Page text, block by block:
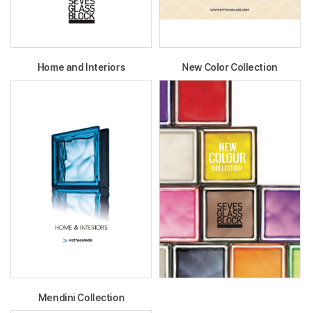
Home and Interiors New Color Collection
Mendini Collection